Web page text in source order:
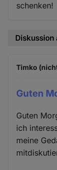
schenken!
Diskussion
Timko
Guten
Guten
ich
meine